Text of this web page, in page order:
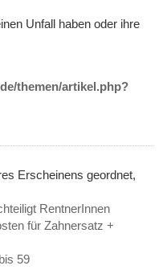
Unfall haben oder ihre
themen/artikel.php?
Erscheinens geordnet,
RentnerInnen
für Zahnersatz +
59